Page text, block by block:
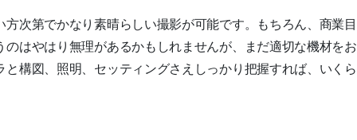
方次第でかなり素晴らしい撮影が可能です。もちろん、商業
のはやはり無理があるかもしれませんが、まだ適切な機材を
と構図、照明、セッティングさえしっかり把握すれば、いく